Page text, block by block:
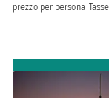
prezzo per persona